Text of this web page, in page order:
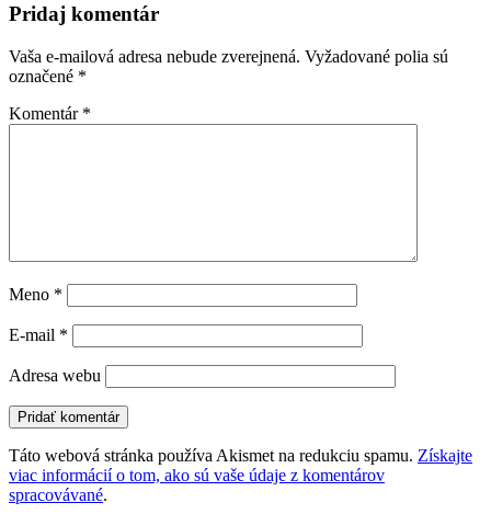
Pridaj komentár
Vaša e-mailová adresa nebude zverejnená. Vyžadované polia sú
označené *
Komentár *
Meno *
E-mail *
Adresa webu
Táto webová stránka používa Akismet na redukciu spamu. Získajte
viac informácií o tom, ako sú vaše údaje z komentárov
spracovávané.